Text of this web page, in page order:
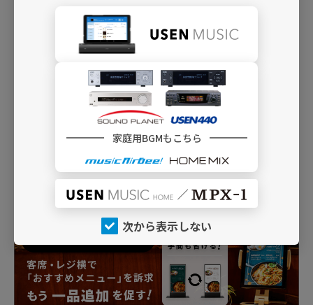
家庭用BGMもこちら
次から表示しない